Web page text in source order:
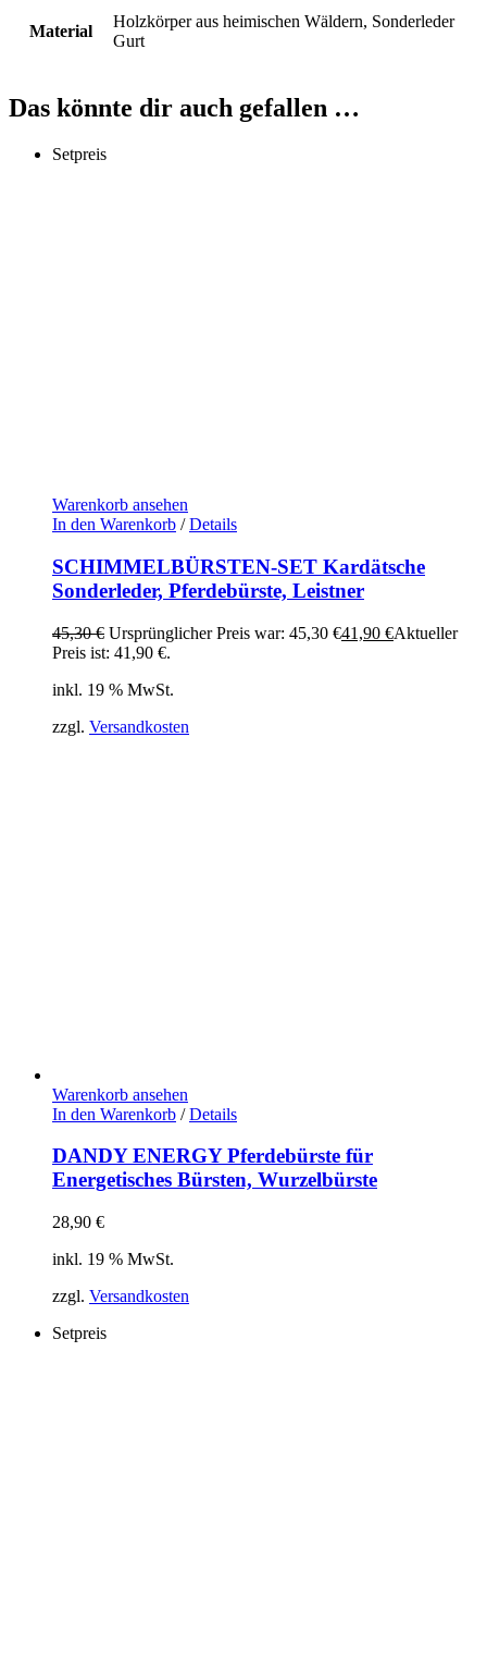
Material
Holzkörper aus heimischen Wäldern, Sonderleder
Gurt
Das könnte dir auch gefallen …
Setpreis
Warenkorb ansehen
In den Warenkorb / Details
SCHIMMELBÜRSTEN-SET Kardätsche
Sonderleder, Pferdebürste, Leistner
45,30€ Ursprünglicher Preis war: 45,30 €41,90 €Aktueller
Preis ist: 41,90 €.
inkl. 19 % MwSt.
zzgl. Versandkosten
Warenkorb ansehen
In den Warenkorb / Details
DANDY ENERGY Pferdebürste für
Energetisches Bürsten, Wurzelbürste
28,90 €
inkl. 19 % MwSt.
zzgl. Versandkosten
Setpreis